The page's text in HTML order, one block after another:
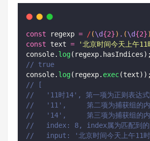
const regexp = /(\d{2}) . (\d{2})
const text = '北京时间今天上午
console. log(regexp.hasIndices);
// true
console. log(regexp. exec(text));
// [
//   '11时14', 第一项为正则表达式
//   '11',     第二项为捕获组的内
//   '14',     第三项为捕获组的内
//   index: 8, index属为匹配到的内
//   input: '北京时间今天上午11时